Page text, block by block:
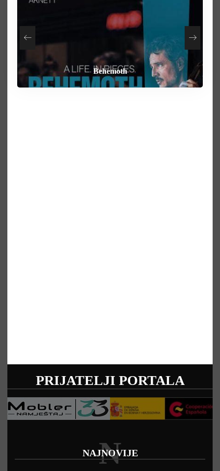
Heart of the Beast
Behemoth
How To Rob A Bank
By Any Means
PRIJATELJI PORTALA
NAJNOVIJE
N